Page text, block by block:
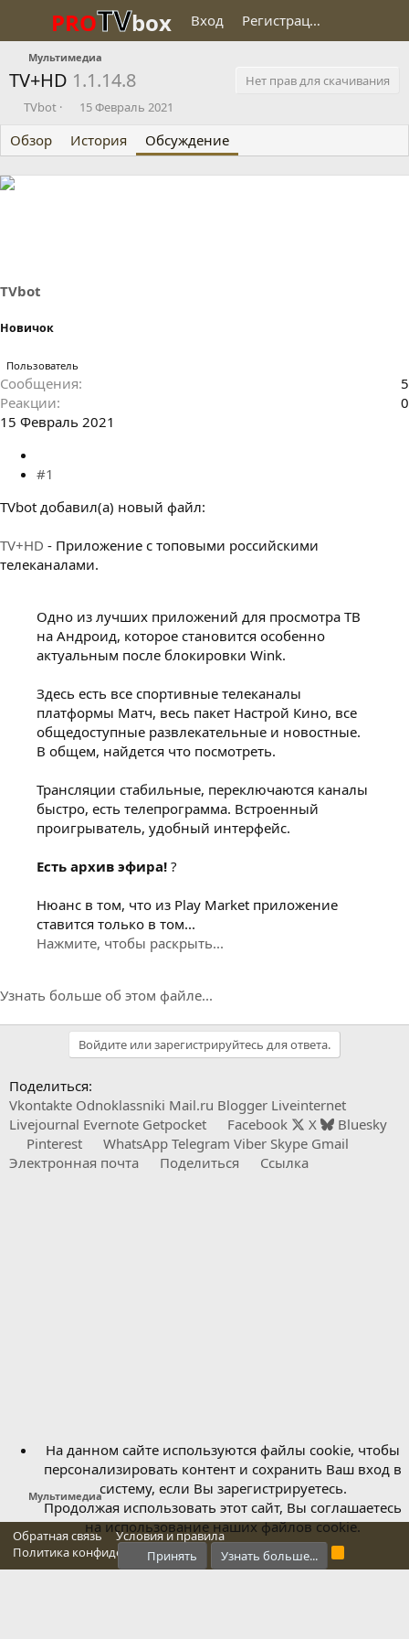
PROTVbox Вход Регистрация
Мультимедиа
TV+HD 1.1.14.8
Нет прав для скачивания
А
т
о
р
TVbot
Д
т
а
н
15 Февраль 2021
Обзор История Обсуждение
TVbot
Новичок
Пользователь
Сообщения
5
Реакции
0
15 Февраль 2021
#1
TVbot добавил(а) новый файл:
TV+HD - Приложение с топовыми российскими
телеканалами.
Одно из лучших приложений для просмотра ТВ
на Андроид, которое становится особенно
актуальным после блокировки Wink.
Здесь есть все спортивные телеканалы
платформы Матч, весь пакет Настрой Кино, все
общедоступные развлекательные и новостные.
В общем, найдется что посмотреть.
Трансляции стабильные, переключаются каналы
быстро, есть телепрограмма. Встроенный
проигрыватель, удобный интерфейс.
Есть архив эфира! ?
Нюанс в том, что из Play Market приложение
ставится только в том...
Нажмите, чтобы раскрыть...
Узнать больше об этом файле...
Войдите или зарегистрируйтесь для ответа.
Поделиться:
Vkontakte Odnoklassniki Mail.ru Blogger Liveinternet
Livejournal Evernote Getpocket Facebook X
Bluesky
Pinterest
WhatsApp Telegram Viber Skype Gmail
Электронная почта
Поделиться Ссылка
Мультимедиа
Обратная связь
Условия и правила
Политика конфиденциальности
Справка Главная
R
На данном сайте используются файлы cookie, чтобы
персонализировать контент и сохранить Ваш вход в
систему, если Вы зарегистрируетесь.
Продолжая использовать этот сайт, Вы соглашаетесь
на использование наших файлов cookie.
Принять Узнать больше...